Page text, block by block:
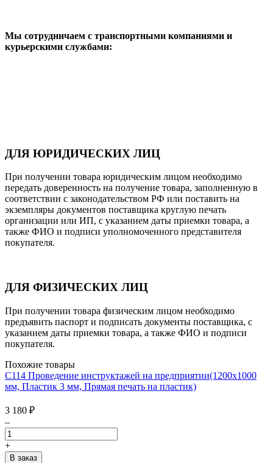
Мы сотрудничаем с транспортными компаниями и
курьерскими службами:
ДЛЯ ЮРИДИЧЕСКИХ ЛИЦ
При получении товара юридическим лицом необходимо
передать доверенность на получение товара, заполненную в
соответствии с законодательством РФ или поставить на
экземпляры документов поставщика круглую печать
организации или ИП, с указанием даты приемки товара, а
также ФИО и подписи уполномоченного представителя
покупателя.
ДЛЯ ФИЗИЧЕСКИХ ЛИЦ
При получении товара физическим лицом необходимо
предъявить паспорт и подписать документы поставщика, с
указанием даты приемки товара, а также ФИО и подписи
покупателя.
Похожие товары
С114 Проведение инструктажей на предприятии(1200х1000
мм, Пластик 3 мм, Прямая печать на пластик)
3 180 ₽
–
+